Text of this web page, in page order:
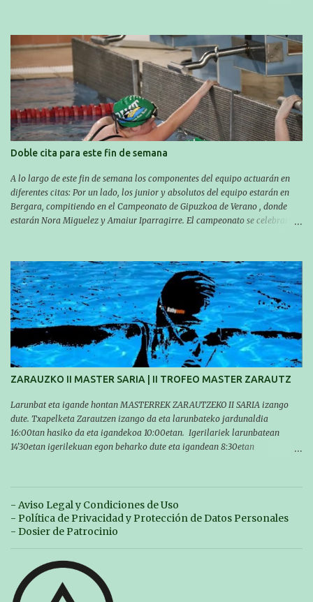
marcas. A pesar de no conseguir marca, pasaron una tarde muy buena y
sirvió para reforzar su experiencia. La mayoría ya ha terminado la
temporada, pero seguiremos trabajando con quienes están en la recta final,
trabajando para que cada uno consiga sus objetivos personales. BRNPWR!
Doble cita para este fin de semana
A lo largo de este fin de semana los componentes del equipo actuarán en
diferentes citas: Por un lado, los junior y absolutos del equipo estarán en
Bergara, compitiendo en el Campeonato de Gipuzkoa de Verano , donde
estarán Nora Miguelez y Amaiur Iparragirre. El campeonato se celebrará
sábado por la tarde a las 16:30. Por otro lado, otro grupo pequeño actuará
en el polideportivo Antzizar de Beasain en el XXIIIº memorial Leire
Contreras , en una mañana popular festiva organizada por el club Igartza.
Las pruebas empezarán a las 10:30, a las 11:30 habrá pruebas populares
australianas y después habrá un almuerzo para todos y todas las
participantes. Toda la información sobre convocatorias y competiciones la
encontraréis en nuestra web, en el siguiente enlace:
https://www.es.buruntzaldeaikt.eus/competici%C3%B3n/egutegia#h.9xisch
p06awl ¡Mucha suert...
ZARAUZKO II MASTER SARIA | II TROFEO MASTER ZARAUTZ
Larunbat eta igande hontan MASTERREK ZARAUTZEKO II SARIA izango
dute. Txapelketa Zarautzen izango da eta larunbateko jardunaldia
16:00tan hasiko da eta igandekoa 10:00etan. Igerilariek larunbatean
14'30etan igerilekuan egon beharko dute eta igandean 8:30etan
domingo los MASTERS tendrán el II TROFEO MASTER DE ZARAUTZ. La
competición se celebrará en Zarautz a las 16:00 la jornada del sabado y a
las 10:00 la del domingo. Los/las nadadores/as tendrán que estar en la
piscina a las 14:30 el sabado y a las 8:30 el domingo (polideportivo
- Aviso Legal y Condiciones de Uso
- Política de Privacidad y Protección de Datos Personales
- Dosier de Patrocinio